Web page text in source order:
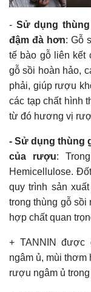
- Sử dụng
đậm đà hơn: Gỗ
tế bào gỗ liên kết
gỗ sồi hoàn hảo,
phải, giúp rượu
các tạp chất hình
từ đó hương vị
- Sử dụng thùng
của rượu:
Hemicellulose.
quy trình sản
trong thùng gỗ sồi
hợp chất quan
+ TANNIN được
ngâm ủ, mùi
rượu ngâm ủ